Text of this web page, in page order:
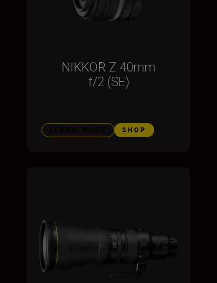
NIKKOR Z 40mm
f/2 (SE)
SHOP